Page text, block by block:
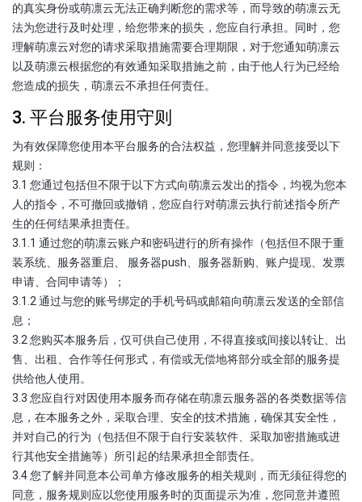
的真实身份或萌凛云无法正确判断您的需求等，而导致的萌凛云无
法为您进行及时处理，给您带来的损失，您应自行承担。同时，您
理解萌凛云对您的请求采取措施需要合理期限，对于您通知萌凛云
以及萌凛云根据您的有效通知采取措施之前，由于他人行为已经给
您造成的损失，萌凛云不承担任何责任。
3. 平台服务使用守则
为有效保障您使用本平台服务的合法权益，您理解并同意接受以下
规则：
3.1 您通过包括但不限于以下方式向萌凛云发出的指令，均视为您本
人的指令，不可撤回或撤销，您应自行对萌凛云执行前述指令所产
生的任何结果承担责任。
3.1.1 通过您的萌凛云账户和密码进行的所有操作（包括但不限于重
装系统、服务器重启、 服务器push、服务器新购、账户提现、发票
申请、合同申请等）；
3.1.2 通过与您的账号绑定的手机号码或邮箱向萌凛云发送的全部信
息；
3.2 您购买本服务后，仅可供自己使用，不得直接或间接以转让、出
售、出租、合作等任何形式，有偿或无偿地将部分或全部的服务提
供给他人使用。
3.3 您应自行对因使用本服务而存储在萌凛云服务器的各类数据等信
息，在本服务之外，采取合理、安全的技术措施，确保其安全性，
并对自己的行为（包括但不限于自行安装软件、采取加密措施或进
行其他安全措施等）所引起的结果承担全部责任。
3.4 您了解并同意本公司单方修改服务的相关规则，而无须征得您的
同意，服务规则应以您使用服务时的页面提示为准，您同意并遵照